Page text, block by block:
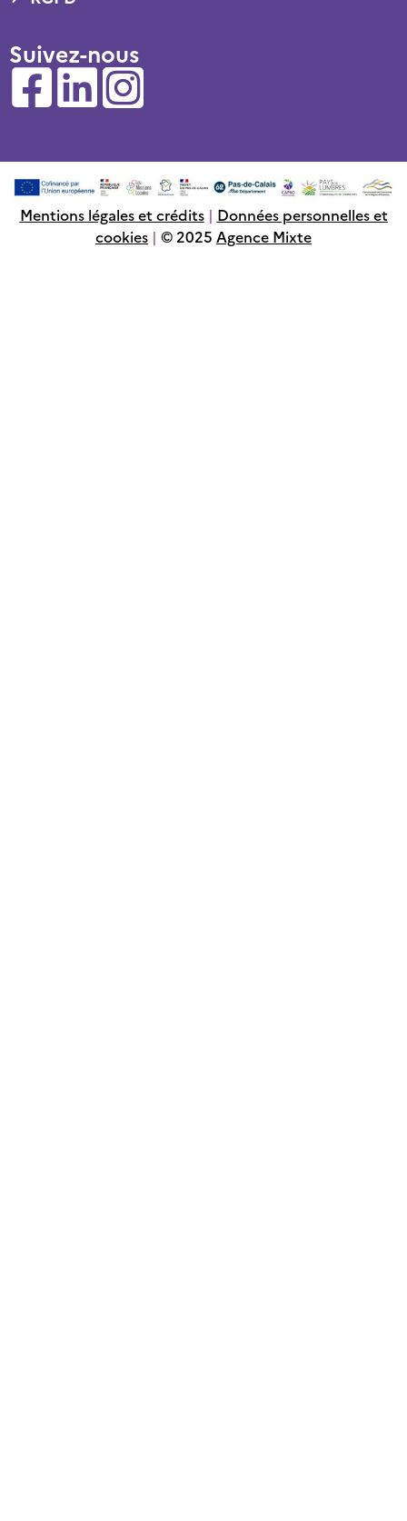
Suivez-nous
Mentions légales et crédits | Données personnelles et
cookies | © 2025 Agence Mixte